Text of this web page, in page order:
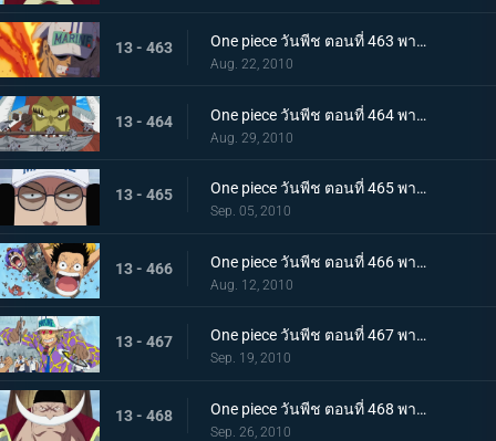
13 - 463 One piece วันพีช ตอนที่ 463 พากย์ไทย เผาทุกสิ่งจนมอดไหม้!! พลังของพลเรือเอกอาคาอินุ!
Aug. 22, 2010
13 - 464 One piece วันพีช ตอนที่ 464 พากย์ไทย ลูกหลานของปีศาจ! ลิตเติ้ลออสจูเนียร์! จู่โจม
Aug. 29, 2010
13 - 465 One piece วันพีช ตอนที่ 465 พากย์ไทย ผู้ชนะเท่านั้นที่ถูกต้อง! แผนของเซ็นโงคุเริ่มออกลาย!
Sep. 05, 2010
13 - 466 One piece วันพีช ตอนที่ 466 พากย์ไทย ทีมหมวกฟางมาถึงแล้ว! สนามรบเดือดถึงขีดสุด
Aug. 12, 2010
13 - 467 One piece วันพีช ตอนที่ 467 พากย์ไทย ถึงต้องตายก็จะช่วย การต่อสู้ของ ลูฟี่ กับ กองทัพเรือ เริ่มแล้ว
Sep. 19, 2010
13 - 468 One piece วันพีช ตอนที่ 468 พากย์ไทย สงครามยังคงดุเดือด! การต่อสู้ระหว่างผู้มีพลังพิเศษ
Sep. 26, 2010